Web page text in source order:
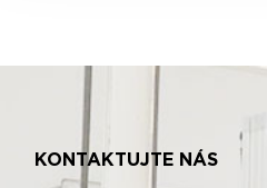
KONTAKTUJTE NÁS